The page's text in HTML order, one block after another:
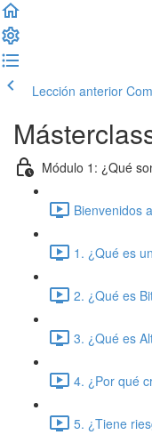
Lección anterior
Módulo 1: ¿Qué
Bienvenidos
1. ¿Qué es
2. ¿Qué es
3. ¿Qué es
4. ¿Por qué
5. ¿Tiene